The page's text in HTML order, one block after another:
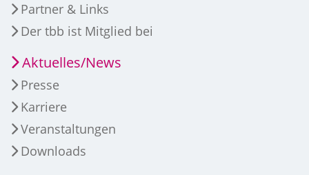
Partner & Links
Der tbb ist Mitglied bei
Aktuelles/News
Presse
Karriere
Veranstaltungen
Downloads